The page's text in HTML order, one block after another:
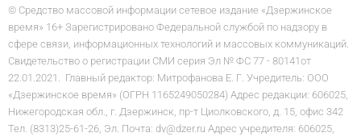
© Средство массовой информации сетевое издание «Дзержинское
время» 16+ Зарегистрировано Федеральной службой по надзору в
сфере связи, информационных технологий и массовых коммуникаций.
Свидетельство о регистрации СМИ серия Эл № ФС 77 - 80141от
22.01.2021. Главный редактор: Митрофанова Е. Г. Учредитель: ООО
«Дзержинское время» (ОГРН 1165249050284) Адрес редакции: 606025,
Нижегородская обл., г. Дзержинск, пр-т Циолковского, д. 15, офис 342
Тел. (8313)25-61-26, Эл. Почта: dv@dzer.ru Адрес учредителя: 606025,